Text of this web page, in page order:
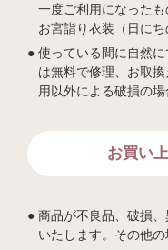
一度ご利用になったも
お宮詣り衣装（日にち
使っている間に自然
は無料で修理、お取
用以外による破損の
お買い
商品が不良品、破損
いたします。その他の